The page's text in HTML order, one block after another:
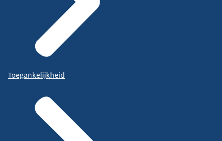
Toegankelijkheid